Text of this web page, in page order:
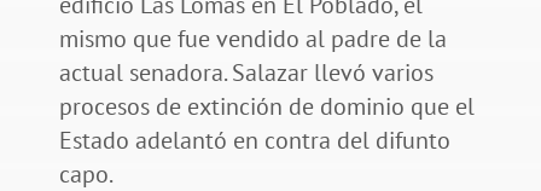
mismo que fue vendido al padre de la
actual senadora. Salazar llevó varios
procesos de extinción de dominio que el
Estado adelantó en contra del difunto
capo.